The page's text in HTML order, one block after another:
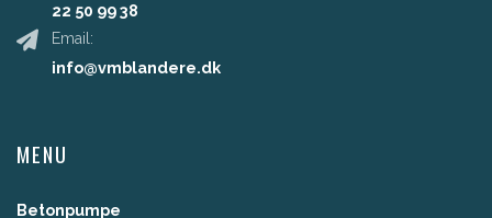
22 50 99 38
Email:
info@vmblandere.dk
MENU
Betonpumpe